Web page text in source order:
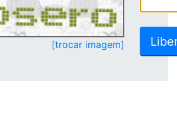
[trocar imagem]